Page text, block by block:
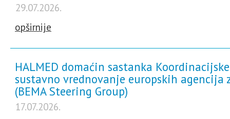
29.07.2026.
opširnije
HALMED domaćin sastanka
sustavno vrednovanje europskih agencija
(BEMA Steering Group)
17.07.2026.